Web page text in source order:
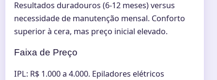
Resultados duradouros (6-12 meses) versus
necessidade de manutenção mensal. Conforto
superior à cera, mas preço inicial elevado.
Faixa de Preço
IPL: R$ 1.000 a 4.000. Epiladores elétricos